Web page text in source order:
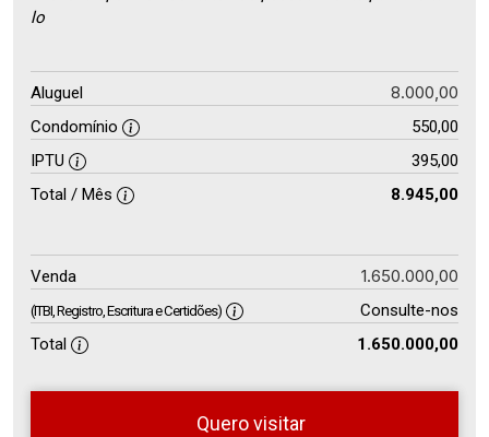
lo
Aluguel 8.000,00
Condomínio
550,00
IPTU
395,00
Total / Mês
8.945,00
Venda 1.650.000,00
(ITBI, Registro, Escritura e Certidões)
Consulte-nos
Total
1.650.000,00
Quero visitar